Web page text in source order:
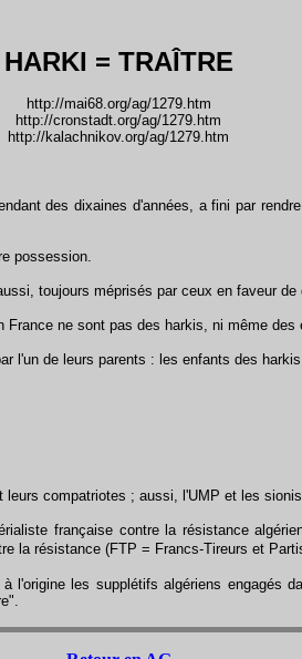
HARKI = TRAÎTRE
http://mai68.org/ag/1279.htm
http://cronstadt.org/ag/1279.htm
http://kalachnikov.org/ag/1279.htm
des dixaines d'années, a fini par
possession.
toujours méprisés par ceux en faveur de
ne sont pas des harkis, ni même des
l'un de leurs parents : les enfants des
compatriotes ; aussi, l'UMP et les
française contre la résistance
la résistance (FTP = Francs-Tireurs et
les supplétifs algériens engagés